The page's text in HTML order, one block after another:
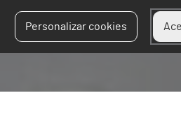
Personalizar cookies